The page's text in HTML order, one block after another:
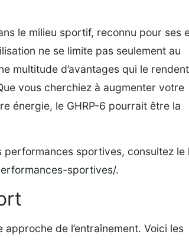
le milieu sportif, reconnu pour ses
ne se limite pas seulement au
multitude d’avantages qui le rendent
vous cherchiez à augmenter votre
énergie, le GHRP-6 pourrait être la
sportives, consultez le
sportives/.
de l’entraînement. Voici les